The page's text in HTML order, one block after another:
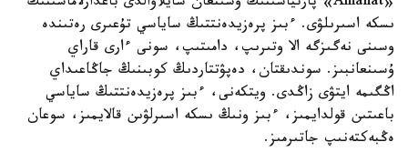
ىسكە اسىرىلۋى. ءبىز پرەزيدەنتتىڭ ساياسي تۇعىرى رەتىندە
وسىنى نەگىزگە الا وتىرىپ، دامىتىپ، سونى ءارى قاراي
ۇسىنعانبىز. سوندىقتان، دەپۋتتاردىڭ كوبىنىڭ جاڭاعىداي
اڭگىمە ايتۋى زاڭدى. ويتكەنى، ءبىز پرەزيدەنتتىڭ ساياسي
باعىتىن قولدايمىز، ءبىز ونىڭ ىسكە اسىرلۋىن قالايمىز، سوعان
ەڭبەكتەنىپ جاتىرمىز.